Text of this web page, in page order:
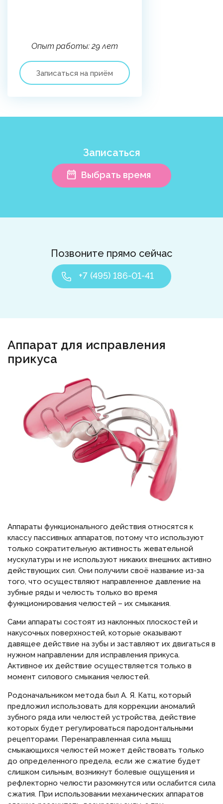
Опыт работы: 29 лет
Записаться на приём
Позвоните прямо сейчас
+7 (495) 186-01-41
Записаться
Выбрать время
Аппарат для исправления
прикуса
Аппараты функционального действия относятся к
классу пассивных аппаратов, потому что используют
только сократительную активность жевательной
мускулатуры и не используют никаких внешних активно
действующих сил. Они получили своё название из-за
того, что осуществляют направленное давление на
зубные ряды и челюсть только во время
функционирования челюстей – их смыкания.
Сами аппараты состоят из наклонных плоскостей и
накусочных поверхностей, которые оказывают
давящее действие на зубы и заставляют их двигаться в
нужном направлении для исправления прикуса.
Активное их действие осуществляется только в
момент силового смыкания челюстей.
Родоначальником метода был А. Я. Катц, который
предложил использовать для коррекции аномалий
зубного ряда или челюстей устройства, действие
которых будет регулироваться пародонтальными
рецепторами. Перенаправленная сила мышц
смыкающихся челюстей может действовать только
до определенного предела, если же сжатие будет
слишком сильным, возникнут болевые ощущения и
рефлекторно челюсти разомкнутся или ослабится сила
сжатия. При использовании механических аппаратов